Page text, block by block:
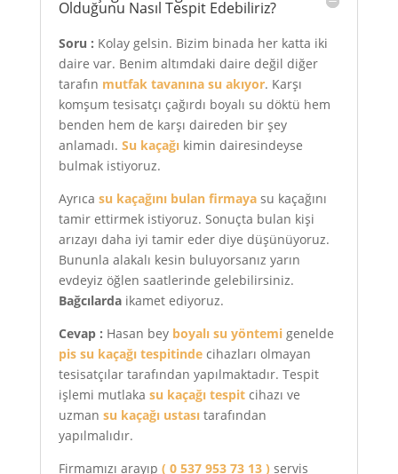
Olduğunu Nasıl Tespit Edebiliriz?
Soru : Kolay gelsin. Bizim binada her katta iki
daire var. Benim altımdaki daire değil diğer
tarafın mutfak tavanına su akıyor. Karşı
komşum tesisatçı çağırdı boyalı su döktü hem
benden hem de karşı daireden bir şey
anlamadı. Su kaçağıkimin dairesindeyse
bulmak istiyoruz.
Ayrıca su kaçağını bulan firmayasu kaçağını
tamir ettirmek istiyoruz. Sonuçta bulan kişi
arızayı daha iyi tamir eder diye düşünüyoruz.
Bununla alakalı kesin buluyorsanız yarın
evdeyiz öğlen saatlerinde gelebilirsiniz.
Bağcılardaikamet ediyoruz.
Cevap : Hasan bey boyalı su yöntemigenelde
pis su kaçağı tespitindecihazları olmayan
tesisatçılar tarafından yapılmaktadır. Tespit
işlemi mutlaka su kaçağı tespit cihazı ve
uzman su kaçağı ustasıtarafından
yapılmalıdır.
Firmamızı arayıp ( 0 537 953 73 13 )servis